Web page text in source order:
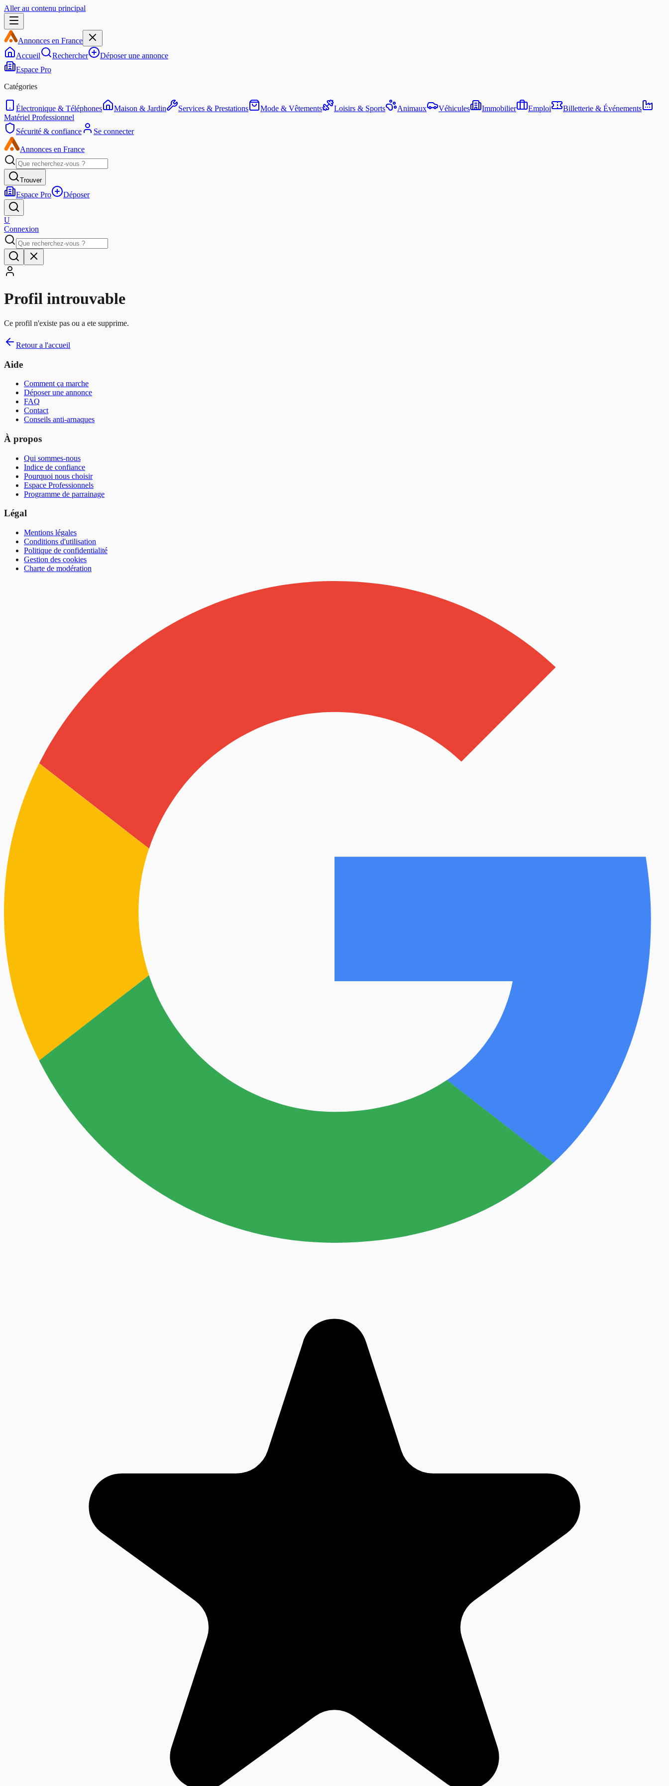
Aller au contenu principal
Annonces en France
Accueil
Rechercher
Déposer une annonce
Espace Pro
Catégories
Électronique & Téléphones Maison & Jardin Services & Prestations Mode & Vêtements Loisirs & Sports Animaux Véhicules Immobilier Emploi
Billetterie & Événements
Matériel Professionnel
Sécurité & confiance
Se connecter
Annonces en France
Trouver
Espace Pro Déposer
U
Connexion
Profil introuvable
Ce profil n'existe pas ou a ete supprime.
Retour a l'accueil
Aide
Comment ça marche
Déposer une annonce
FAQ
Contact
Conseils anti-arnaques
À propos
Qui sommes-nous
Indice de confiance
Pourquoi nous choisir
Espace Professionnels
Programme de parrainage
Légal
Mentions légales
Conditions d'utilisation
Politique de confidentialité
Gestion des cookies
Charte de modération